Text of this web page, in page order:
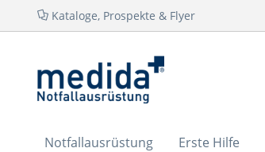
Kataloge, Prospekte & Flyer
Notfallausrüstung Erste Hilfe